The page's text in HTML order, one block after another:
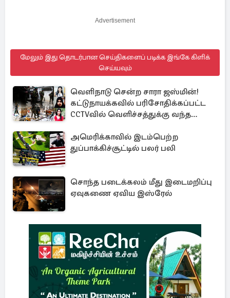
Advertisement
மேலும் இது தொடர்பான செய்திகளைப் படிக்க இங்கே கிளிக்
செய்யவும்
வெளிநாடு சென்ற சாரா ஜஸ்மின்!
கட்டுநாயக்கவில் பரிசோதிக்கப்பட்ட
CCTVவில் வெளிச்சத்துக்கு வந்த
அமெரிக்காவில் இடம்பெற்ற
துப்பாக்கிச்சூட்டில் பலர் பலி
சொந்த படைக்கலம் மீது இடைமறிப்பு
ஏவுகணை ஏவிய இஸ்ரேல்